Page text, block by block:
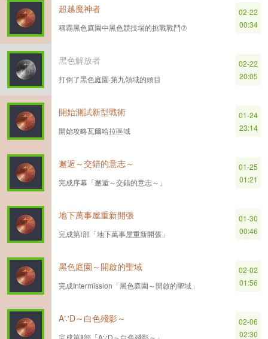
超越魔神者
稱霸黑色庭園中黑色競技場的挑戰戰鬥⑦
02-22
00:34
黑色解放者
打倒了黑色庭園·第九領域的頭目
02-22
20:05
開始測試新型戰術
開始攻略瓦爾哈拉區域
01-24
23:14
邂逅～交錯的意志～
完成序幕「邂逅～交錯的意志～」
01-25
01:21
地下萬事屋重新開張
完成第Ⅰ部「地下萬事屋重新開張」
01-30
00:46
黑色庭園～開啟的聖域
完成Intermission「黑色庭園～開啟的聖域」
02-02
01:56
A∵D～白色殘影～
完成第Ⅱ部「A∵D～白色殘影～」
02-06
02:30